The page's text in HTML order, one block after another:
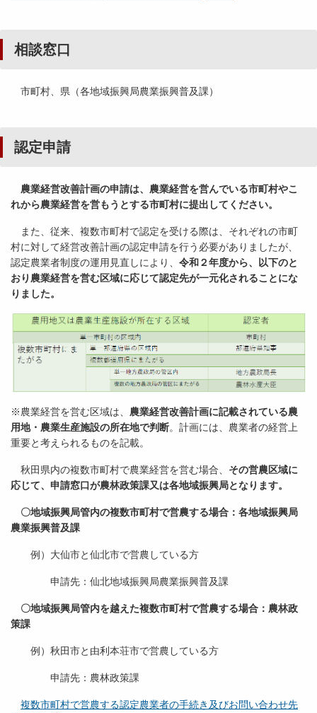
相談窓口
市町村、県（各地域振興局農業振興普及課）
認定申請
農業経営改善計画の申請は、農業経営を営んでいる市町村やこ
れから農業経営を営もうとする市町村に提出してください。
また、従来、複数市町村で認定を受ける際は、それぞれの市町
村に対して経営改善計画の認定申請を行う必要がありましたが、
認定農業者制度の運用見直しにより、 令和２年度から、以下のと
おり農業経営を営む区域に応じて認定先が一元化されることにな
りました。
※農業経営を営む区域は、 農業経営改善計画に記載されている農
用地・農業生産施設の所在地で判断。計画には、農業者の経営上
重要と考えられるものを記載。
秋田県内の複数市町村で農業経営を営む場合、 その営農区域に
応じて、申請窓口が農林政策課又は各地域振興局となります。
〇地域振興局管内の複数市町村で営農する場合：各地域振興局
農業振興普及課
例）大仙市と仙北市で営農している方
申請先：仙北地域振興局農業振興普及課
〇地域振興局管内を越えた複数市町村で営農する場合：農林政
策課
例）秋田市と由利本荘市で営農している方
申請先：農林政策課
複数市町村で営農する認定農業者の手続き及びお問い合わせ先